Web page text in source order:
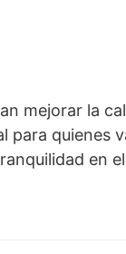
mejorar la
para quienes
en